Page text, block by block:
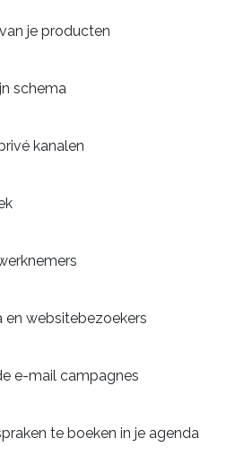
je producten
schema
kanalen
en websitebezoekers
e-mail campagnes
te boeken in je agenda